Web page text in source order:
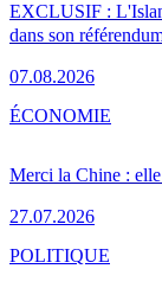
EXCLUSIF :
dans son
07.08.2026
Merci la Chine :
27.07.2026
ÉCONOMIE
POLITIQUE